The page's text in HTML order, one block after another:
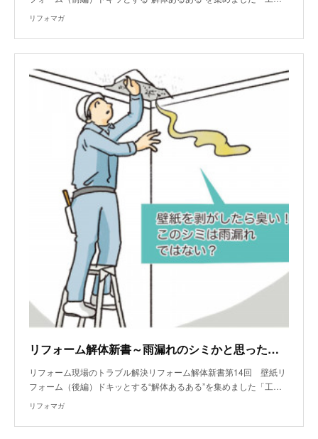
リフォマガ
リフォーム解体新書～雨漏れのシミかと思ったら、コウモリのフンから出たシミだった
リフォーム現場のトラブル解決リフォーム解体新書第14回 壁紙リ
フォーム（後編）ドキッとする“解体あるある”を集めました「工…
リフォマガ